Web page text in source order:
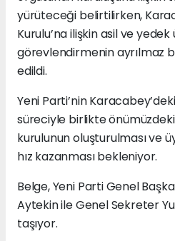
yürüteceği belirtilirken,
Kurulu’na ilişkin asil ve
görevlendirmenin ayrılmaz
edildi.
Yeni Parti’nin
süreciyle birlikte
kurulunun oluşturulması ve
hız kazanması bekleniyor.
Belge, Yeni Parti Genel
Aytekin ile Genel Sekreter
taşıyor.